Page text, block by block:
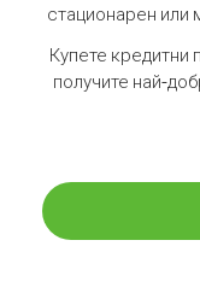
стационарен или
Купете кредитни
получите най-